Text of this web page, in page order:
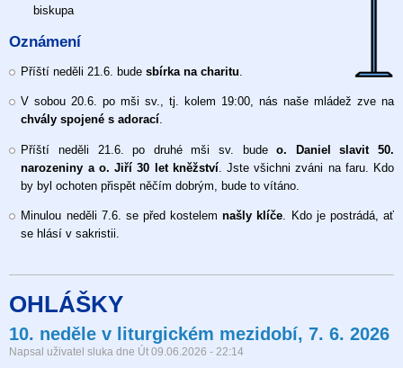
6.
biskupa
Oznámení
Příští neděli 21.6. budesbírka na charitu
V sobou 20.6. po mši sv., tj. kolem 19:00, nás naše mládež zve na
chvály spojené s adorací.
Příští neděli 21.6. po druhé mši sv. budeo. Daniel slavit 50.
narozeniny a o. Jiří 30 let kněžství. Jste všichni zváni na faru. Kdo
by byl ochoten přispět něčím dobrým, bude to vítáno.
Minulou neděli 7.6. se před kostelemnašly klíče. Kdo je postrádá, ať
se hlásí v sakristii.
OHLÁŠKY
10. neděle v liturgickém mezidobí, 7. 6. 2026
Napsal uživatel sluka dne Út 09.06.2026 - 22:14